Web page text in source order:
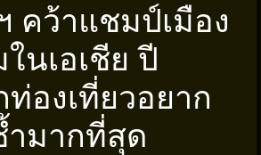
คว้าแชมป์เมือง
นเอเชีย ปี
องเที่ยวอยาก
มากที่สุด